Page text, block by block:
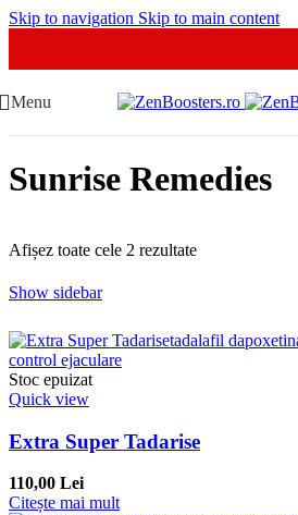
Skip to navigation Skip to main content
Menu
Sunrise Remedies
Afișez toate cele 2 rezultate
Show sidebar
Stoc epuizat
Quick view
Extra Super Tadarise
110,00 Lei
Citește mai mult